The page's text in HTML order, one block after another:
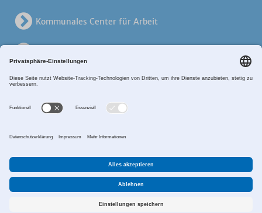
Kommunales Center für Arbeit
Alten- und Pflegezentren
Breitband MKK
Impressum
Cookie-Einstellungen